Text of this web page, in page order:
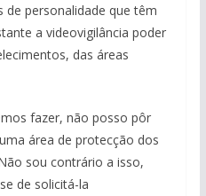
personalidade que têm
a videovigilância poder
das áreas
fazer, não posso pôr
área de protecção dos
sou contrário a isso,
de solicitá-la